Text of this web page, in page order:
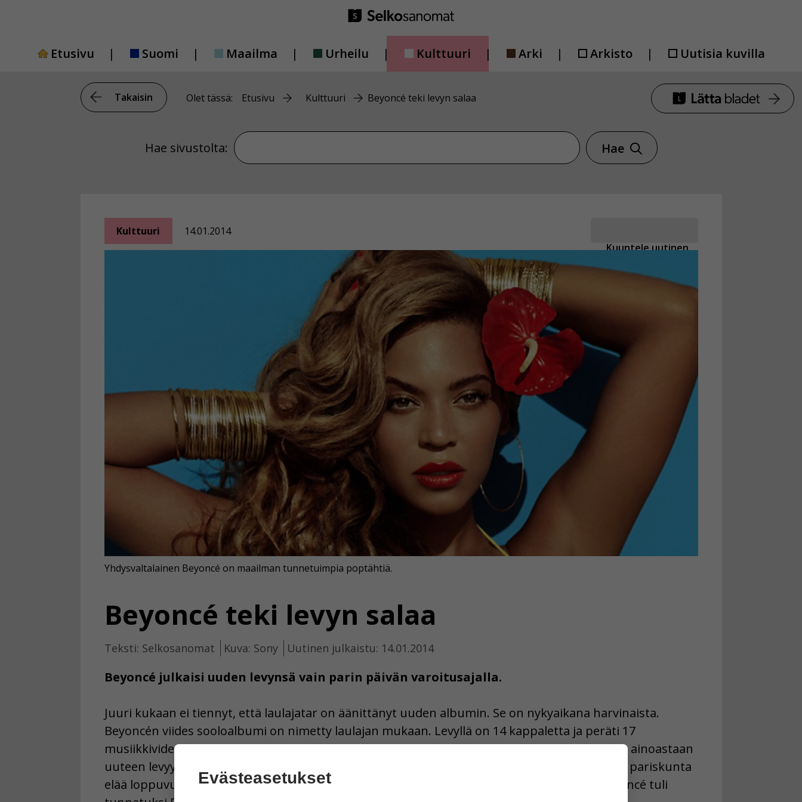
Etusivu
Suomi Maailma Urheilu Kulttuuri Arki Arkisto Uutisia kuvilla
Takaisin Olet tässä: Etusivu Kulttuuri Beyoncé teki levyn salaa
Hae sivustolta: Hae sivustolta
Hae
Kuuntele uutinen
Kulttuuri 14.01.2014
Beyoncé teki levyn salaa
Teksti: Selkosanomat Kuva: Sony Uutinen julkaistu: 14.01.2014
Beyoncé julkaisi uuden levynsä vain parin päivän varoitusajalla.
Yhdysvaltalainen Beyoncé on maailman tunnetuimpia poptähtiä.
Juuri kukaan ei tiennyt, että laulajatar on äänittänyt uuden albumin. Se on nykyaikana harvinaista.
Beyoncén viides sooloalbumi on nimetty laulajan mukaan. Levyllä on 14 kappaletta ja peräti 17
musiikkivideota. Levy julkaistiin joulukuun puolessa välissä. Beyoncén yllätykset eivät jääneet ainoastaan
uuteen levyyn. 32-vuotias laulaja yllätti myös aviomiehensä Jay-Z:n ilmoittamalle hänelle, että pariskunta
elää loppuvuoden vegaaneina eli ilman eläinperäistä ravintoa. Teksasista kotoisin oleva Beyoncé tuli
Evästeasetukset